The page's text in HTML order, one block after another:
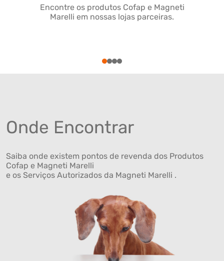
Encontre os produtos Cofap e Magneti
Marelli em nossas lojas parceiras.
1234
Onde Encontrar
Saiba onde existem pontos de revenda dos Produtos
Cofap e Magneti Marelli
e os Serviços Autorizados da Magneti Marelli .